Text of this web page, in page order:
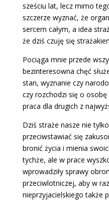
sześciu lat, lecz mimo
szczerze wyznać, że
sercem całym, a idea
że dziś czuję się
Pociąga mnie przede
bezinteresowna chęć
stan, wyznanie czy
czy rozchodzi się o osobę
praca dla drugich z
Dziś straże nasze nie
przeciwstawiać się
bronić życia i mienia
tychże, ale w prace
wprowadziły sprawy
przeciwlotniczej, aby w
nieprzyjacielskiego także